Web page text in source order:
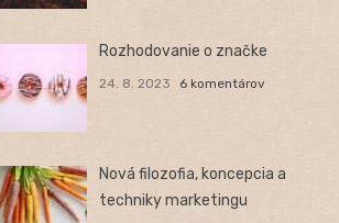
Rozhodovanie o značke
24. 8. 2023 6 komentárov
Nová filozofia, koncepcia a
techniky marketingu